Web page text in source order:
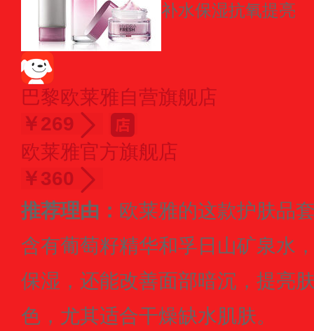
补水保湿抗氧提亮
巴黎欧莱雅自营旗舰店
￥269
欧莱雅官方旗舰店
￥360
推荐理由： 欧莱雅的这款护肤品
含有葡萄籽精华和孚日山矿泉水
保湿，还能改善面部暗沉，提亮
色，尤其适合干燥缺水肌肤。